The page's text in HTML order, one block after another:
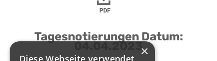
PDF
Tagesnotierungen Datum:
04.04.2023×
Diese Webseite verwendet